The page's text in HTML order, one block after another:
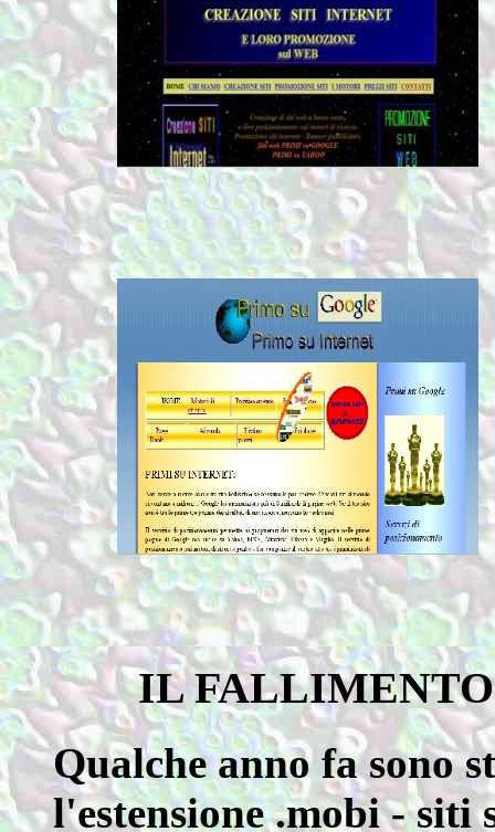
IL
Qualche anno fa sono
l'estensione .mobi - siti